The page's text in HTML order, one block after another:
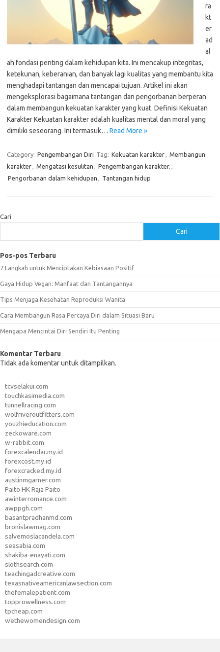
ra
kt
er
ad
al
ah fondasi penting dalam kehidupan kita. Ini mencakup integritas,
ketekunan, keberanian, dan banyak lagi kualitas yang membantu kita
menghadapi tantangan dan mencapai tujuan. Artikel ini akan
mengeksplorasi bagaimana tantangan dan pengorbanan berperan
dalam membangun kekuatan karakter yang kuat. Definisi Kekuatan
Karakter Kekuatan karakter adalah kualitas mental dan moral yang
dimiliki seseorang. Ini termasuk… Read More »
Category: Pengembangan Diri Tag: Kekuatan karakter, Membangun
karakter, Mengatasi kesulitan , Pengembangan karakter. ,
Pengorbanan dalam kehidupan , Tantangan hidup
Cari
Cari
Pos-pos Terbaru
7 Langkah untuk Menciptakan Kebiasaan Positif
Gaya Hidup Vegan: Manfaat dan Tantangannya
Tips Menjaga Kesehatan Reproduksi Wanita
Cara Membangun Rasa Percaya Diri dalam Situasi Baru
Mengapa Mencintai Diri Sendiri Itu Penting
Komentar Terbaru
Tidak ada komentar untuk ditampilkan.
tcvselakui.com
touchkasimedia.com
tunnellracing.com
wolfriveroutfitters.com
youzhieducation.com
zeckoware.com
w-rabbit.com
forexcalendar.my.id
forexcost.my.id
forexcracked.my.id
austinmgarner.com
Paito HK Raja Paito
awinterromance.com
awppgh.com
basantpradhanmd.com
bronislawmag.com
salvemoslacandela.com
seasabia.com
shakiba-enayati.com
slothsearch.com
teachingadcreative.com
texasnativeamericanlawsection.com
thefemalepatient.com
topprowellness.com
tpcheap.com
wethewomendesign.com